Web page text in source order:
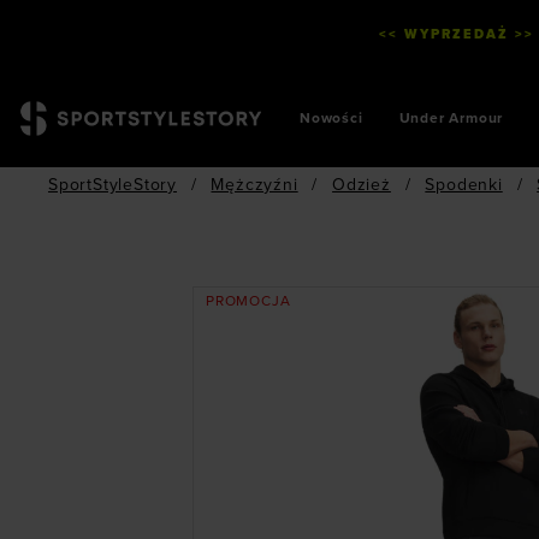
<< WYPRZEDAŻ
Nowości Under Armour
SportStyleStory / Mężczyźni / Odzież / Spodenki /
PROMOCJA